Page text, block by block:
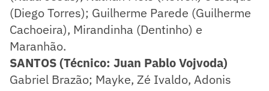
(Diego Torres); Guilherme Parede (Guilherme
Cachoeira), Mirandinha (Dentinho) e
Maranhão.
SANTOS (Técnico: Juan Pablo Vojvoda)
Gabriel Brazão; Mayke, Zé Ivaldo, Adonis